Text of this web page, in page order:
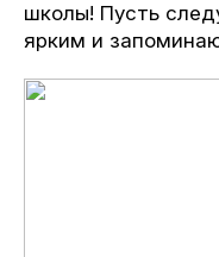
школы! Пусть
ярким и